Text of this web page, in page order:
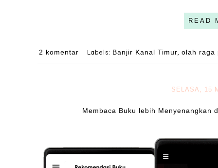
READ
2 komentar Labels: Banjir Kanal Timur,olah raga
SELASA, 15
Membaca Buku lebih Menyenangkan